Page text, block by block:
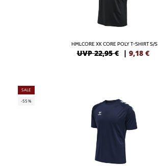
HMLCORE XK CORE POLY T-SHIRT S/S
UVP 22,95 € | 9,18 €
SALE
-55%